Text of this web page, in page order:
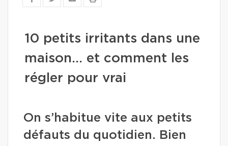
10 petits irritants dans une
maison… et comment les
régler pour vrai
On s’habitue vite aux petits
défauts du quotidien. Bien